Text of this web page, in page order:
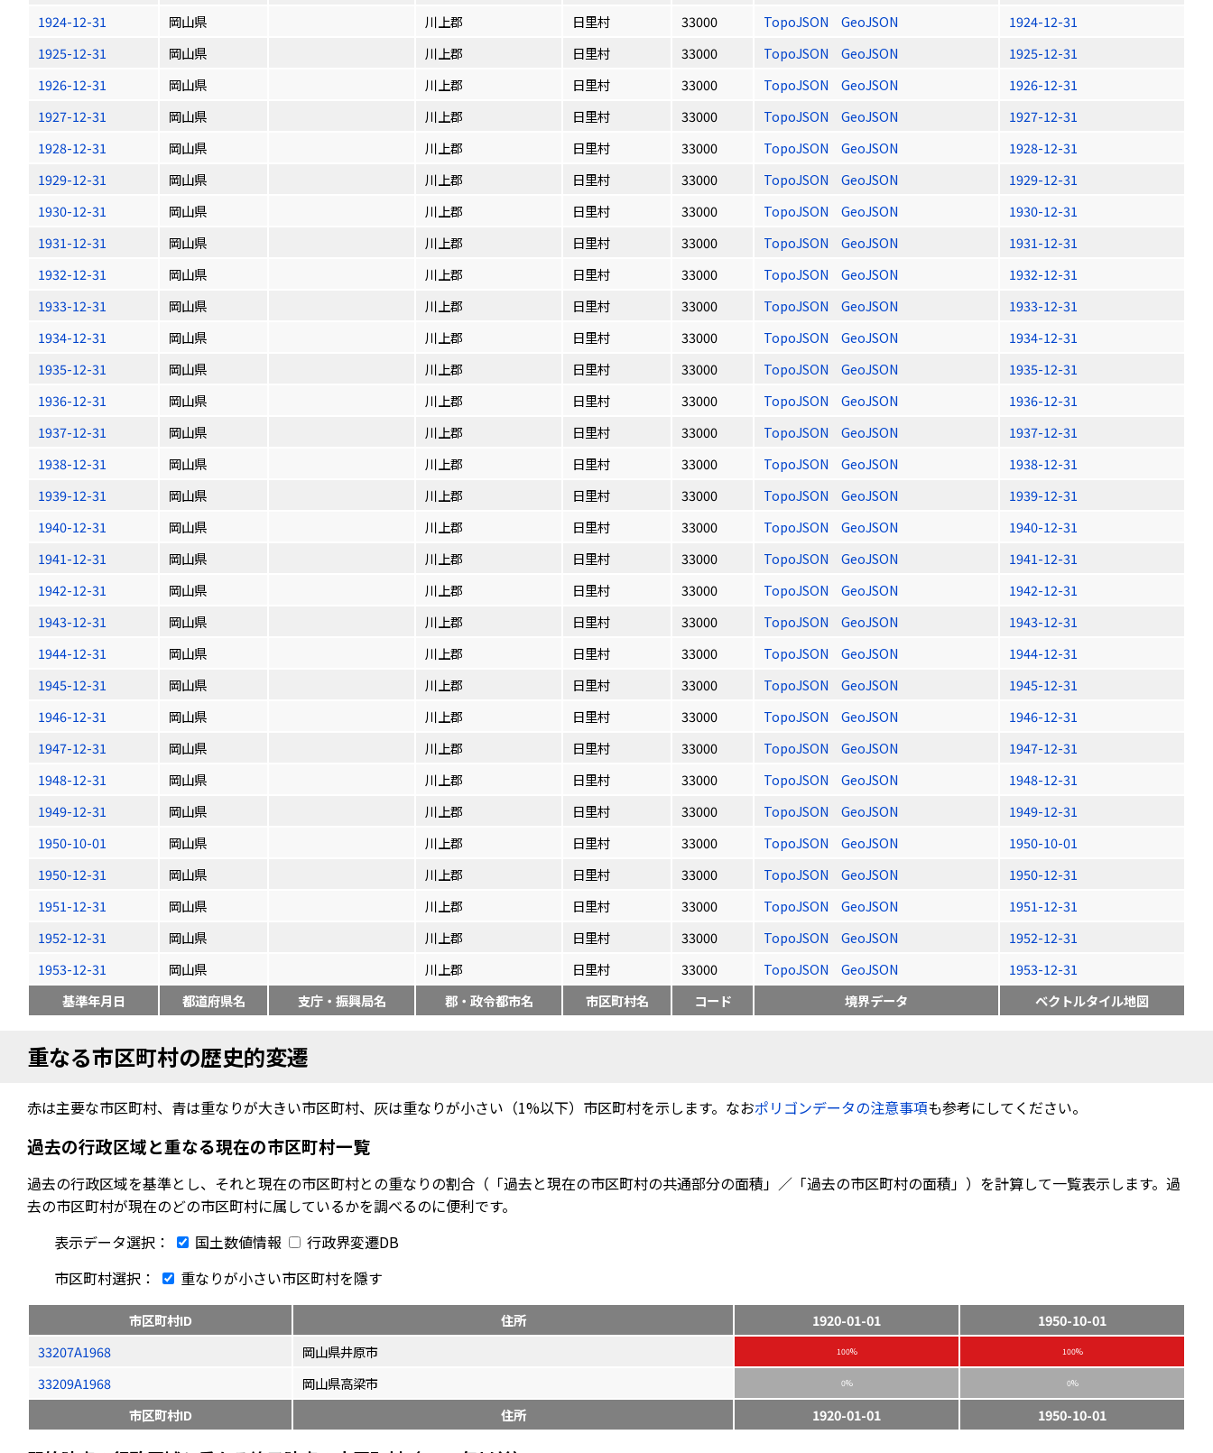
1924-12-31
岡山県 川上郡 日里村 33000 TopoJSON GeoJSON
1924-12-31
1925-12-31
岡山県 川上郡 日里村 33000 TopoJSON GeoJSON
1925-12-31
1926-12-31
岡山県 川上郡 日里村 33000 TopoJSON GeoJSON
1926-12-31
1927-12-31
岡山県 川上郡 日里村 33000 TopoJSON GeoJSON
1927-12-31
1928-12-31
岡山県 川上郡 日里村 33000 TopoJSON GeoJSON
1928-12-31
1929-12-31
岡山県 川上郡 日里村 33000 TopoJSON GeoJSON
1929-12-31
1930-12-31
岡山県 川上郡 日里村 33000 TopoJSON GeoJSON
1930-12-31
1931-12-31
岡山県 川上郡 日里村 33000 TopoJSON GeoJSON
1931-12-31
1932-12-31
岡山県 川上郡 日里村 33000 TopoJSON GeoJSON
1932-12-31
1933-12-31
岡山県 川上郡 日里村 33000 TopoJSON GeoJSON
1933-12-31
1934-12-31
岡山県 川上郡 日里村 33000 TopoJSON GeoJSON
1934-12-31
1935-12-31
岡山県 川上郡 日里村 33000 TopoJSON GeoJSON
1935-12-31
1936-12-31
岡山県 川上郡 日里村 33000 TopoJSON GeoJSON
1936-12-31
1937-12-31
岡山県 川上郡 日里村 33000 TopoJSON GeoJSON
1937-12-31
1938-12-31
岡山県 川上郡 日里村 33000 TopoJSON GeoJSON
1938-12-31
1939-12-31
岡山県 川上郡 日里村 33000 TopoJSON GeoJSON
1939-12-31
1940-12-31
岡山県 川上郡 日里村 33000 TopoJSON GeoJSON
1940-12-31
1941-12-31
岡山県 川上郡 日里村 33000 TopoJSON GeoJSON
1941-12-31
1942-12-31
岡山県 川上郡 日里村 33000 TopoJSON GeoJSON
1942-12-31
1943-12-31
岡山県 川上郡 日里村 33000 TopoJSON GeoJSON
1943-12-31
1944-12-31
岡山県 川上郡 日里村 33000 TopoJSON GeoJSON
1944-12-31
1945-12-31
岡山県 川上郡 日里村 33000 TopoJSON GeoJSON
1945-12-31
1946-12-31
岡山県 川上郡 日里村 33000 TopoJSON GeoJSON
1946-12-31
1947-12-31
岡山県 川上郡 日里村 33000 TopoJSON GeoJSON
1947-12-31
1948-12-31
岡山県 川上郡 日里村 33000 TopoJSON GeoJSON
1948-12-31
1949-12-31
岡山県 川上郡 日里村 33000 TopoJSON GeoJSON
1949-12-31
1950-10-01
岡山県 川上郡 日里村 33000 TopoJSON GeoJSON
1950-10-01
1950-12-31
岡山県 川上郡 日里村 33000 TopoJSON GeoJSON
1950-12-31
1951-12-31
岡山県 川上郡 日里村 33000 TopoJSON GeoJSON
1951-12-31
1952-12-31
岡山県 川上郡 日里村 33000 TopoJSON GeoJSON
1952-12-31
1953-12-31
岡山県 川上郡 日里村 33000 TopoJSON GeoJSON
1953-12-31
基準年月日
都道府県名 支庁・振興局名 郡・政令都市名 市区町村名 コード 境界データ ベクトルタイル地図
重なる市区町村の歴史的変遷
赤は主要な市区町村、青は重なりが大きい市区町村、灰は重なりが小さい（1%以下）市区町村を示します。なおポリゴンデータの注意事項も参考にしてください。
過去の行政区域と重なる現在の市区町村一覧
過去の行政区域を基準とし、それと現在の市区町村との重なりの割合（「過去と現在の市区町村の共通部分の面積」／「過去の市区町村の面積」）を計算して一覧表示します。過
去の市区町村が現在のどの市区町村に属しているかを調べるのに便利です。
表示データ選択：
国土数値情報
行政界変遷DB
市区町村選択：
重なりが小さい市区町村を隱す
市区町村ID 住所 1920-01-01
1950-10-01
33207A1968
岡山県井原市 100% 100%
33209A1968 岡山県高梁市 0% 0%
市区町村ID 住所 1920-01-01 1950-10-01